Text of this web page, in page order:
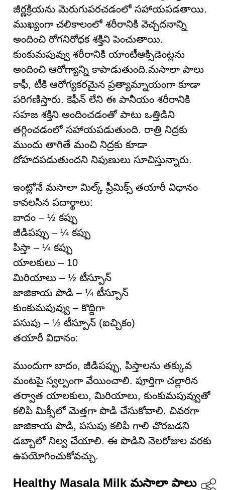
జీర్ణక్రియను మెరుగుపరచడంలో సహాయపడతాయి.
ముఖ్యంగా చలికాలంలో శరీరానికి వెచ్చదనాన్ని
అందించి రోగనిరోధక శక్తిని పెంచుతాయి.
కుంకుమపువ్వు శరీరానికి యాంటీఆక్సిడెంట్లను
అందించి ఆరోగ్యాన్ని కాపాడుతుంది.మసాలా పాలు
కాఫీ, టీకి ఆరోగ్యకరమైన ప్రత్యామ్నాయంగా కూడా
పరిగణిస్తారు. కెఫీన్ లేని ఈ పానీయం శరీరానికి
సహజ శక్తిని అందించడంతో పాటు ఒత్తిడిని
తగ్గించడంలో సహాయపడుతుంది. రాత్రి నిద్రకు
ముందు తాగితే మంచి నిద్రకు కూడా
దోహదపడుతుందని నిపుణులు సూచిస్తున్నారు.
ఇంట్లోనే మసాలా మిల్క్ ప్రీమిక్స్ తయారీ విధానం
కావలసిన పదార్థాలు:
బాదం – ½ కప్పు
జీడిపప్పు – ¼ కప్పు
పిస్తా – ¼ కప్పు
యాలకులు – 10
మిరియాలు – ½ టీస్పూన్
జాజికాయ పొడి – ¼ టీస్పూన్
కుంకుమపువ్వు – కొద్దిగా
పసుపు – ½ టీస్పూన్ (ఐచ్చికం)
తయారీ విధానం:
ముందుగా బాదం, జీడిపప్పు, పిస్తాలను తక్కువ
మంటపై స్వల్పంగా వేయించాలి. పూర్తిగా చల్లారిన
తర్వాత యాలకులు, మిరియాలు, కుంకుమపువ్వుతో
కలిపి మిక్సీలో మెత్తగా పొడి చేసుకోవాలి. చివరగా
జాజికాయ పొడి, పసుపు కలిపి గాలి చొరబడని
డబ్బాలో నిల్వ చేయాలి. ఈ పొడిని నెలరోజుల వరకు
ఉపయోగించుకోవచ్చు.
Healthy Masala Milk మసాలా పాలు